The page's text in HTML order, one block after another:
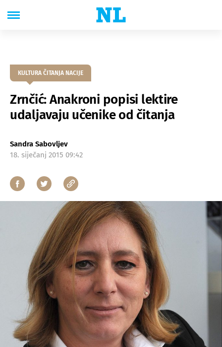
KULTURA ČITANJA NACIJE
Zrnčić: Anakroni popisi lektire
udaljavaju učenike od čitanja
Sandra Sabovljev
18. siječanj 2015 09:42